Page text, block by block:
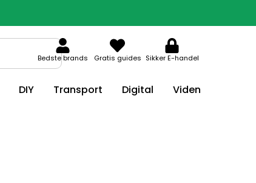
Bedste brands Gratis guides Sikker E-handel
DIY Transport Digital Viden